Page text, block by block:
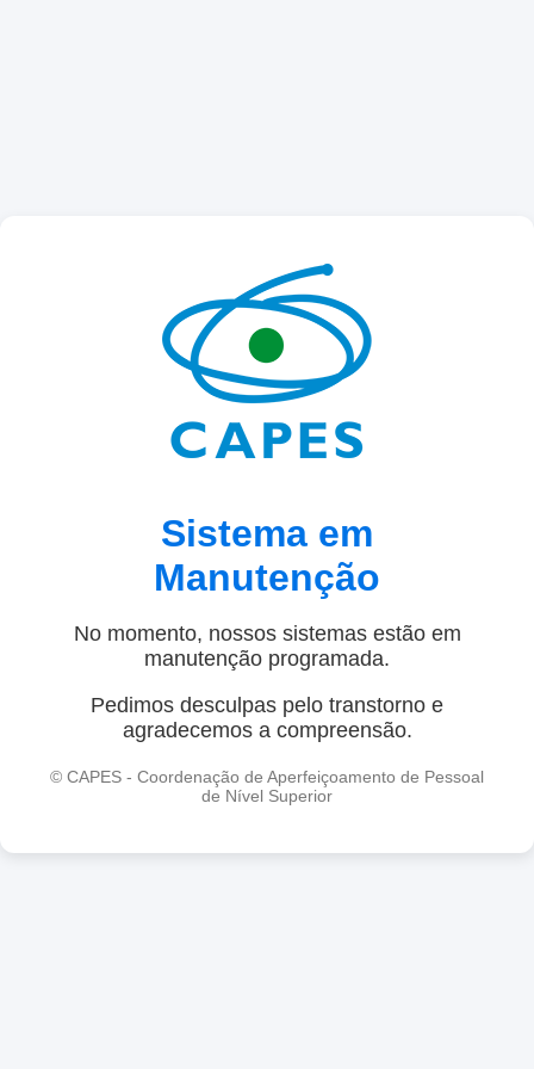
Sistema em
Manutenção
No momento, nossos sistemas estão em
manutenção programada.
Pedimos desculpas pelo transtorno e
agradecemos a compreensão.
© CAPES - Coordenação de Aperfeiçoamento de Pessoal
de Nível Superior